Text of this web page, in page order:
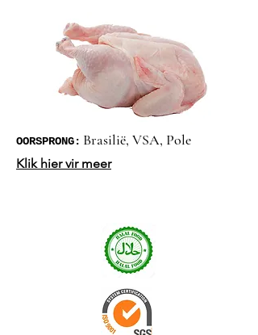
OORSPRONG: Brasilië, VSA, Pole
Klik hier vir meer